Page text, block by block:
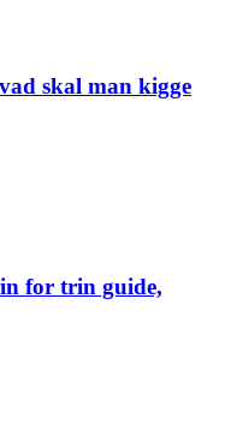
skal man kigge
for trin guide,